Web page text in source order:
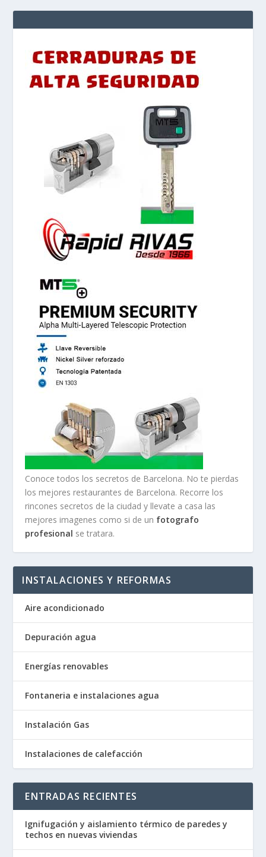
Conoce todos los secretos de Barcelona. No te pierdas
los mejores restaurantes de Barcelona. Recorre los
rincones secretos de la ciudad y llevate a casa las
mejores imagenes como si de un fotografo
profesional se tratara.
INSTALACIONES Y REFORMAS
Aire acondicionado
Depuración agua
Energías renovables
Fontaneria e instalaciones agua
Instalación Gas
Instalaciones de calefacción
ENTRADAS RECIENTES
Ignifugación y aislamiento térmico de paredes y
techos en nuevas viviendas